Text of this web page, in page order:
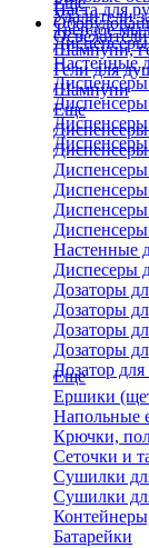
Паста для
Твердое
Шампуни,
Гели для
Шампуни
Удалители
Настенные
Еще
Диспенсеры
Диспенсеры
Диспенсеры
Диспенсеры
Настенные
Диспесеры
Дозаторы
Дозаторы
Дозаторы
Дозаторы
Дозатор
Еще
Ершики
Напольные
Крючки,
Сеточки и
Сушилки
Сушилки
Батарейки